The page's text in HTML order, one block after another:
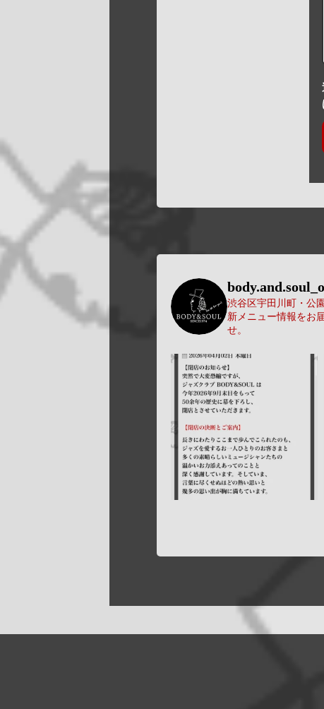
渋谷区宇田川町・公
新メニュー情報をお
せ。